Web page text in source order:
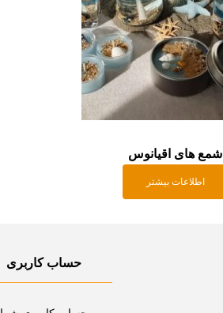
شمع های اقیانوس
اطلاعات بیشتر
حساب کاربری